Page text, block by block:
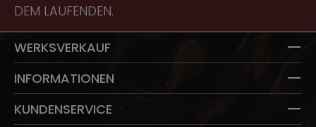
T
DEM LAUFENDEN.
WERKSVERKAUF
INFORMATIONEN
KUNDENSERVICE